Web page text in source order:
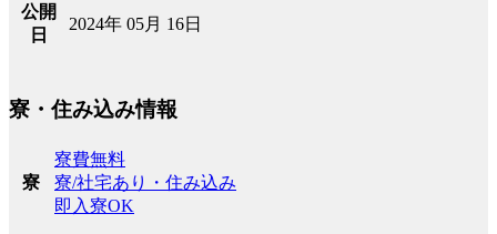
公開
日
2024年 05月 16日
寮・住み込み情報
寮
寮費無料
寮/社宅あり・住み込み
即入寮OK